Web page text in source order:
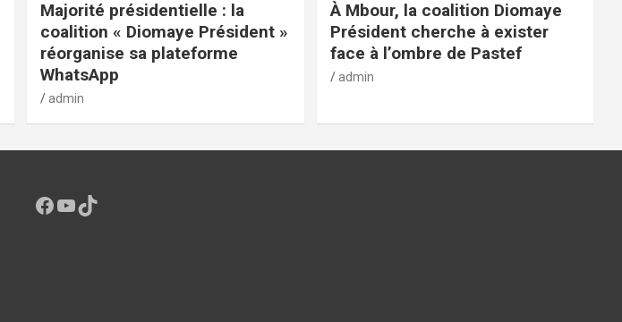
Majorité présidentielle : la
coalition « Diomaye Président »
réorganise sa plateforme
WhatsApp
admin
À Mbour, la coalition Diomaye
Président cherche à exister
face à l’ombre de Pastef
admin